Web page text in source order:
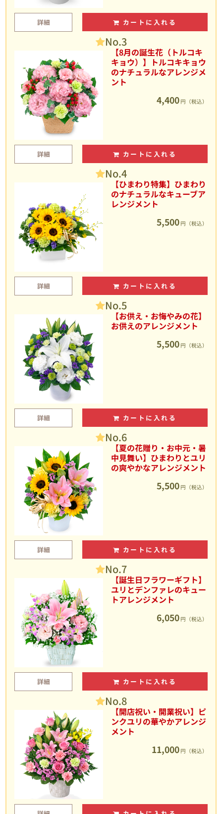
詳細 カートに入れる
No.3
【8月の誕生花（トルコキ
キョウ）】トルコキキョウ
のナチュラルなアレンジメ
ント
4,400 円（税込）
詳細 カートに入れる
No.4
【ひまわり特集】ひまわり
のナチュラルなキューブア
レンジメント
5,500 円（税込）
詳細 カートに入れる
No.5
【お供え・お悔やみの花】
お供えのアレンジメント
5,500 円（税込）
詳細 カートに入れる
No.6
【夏の花贈り・お中元・暑
中見舞い】ひまわりとユリ
の爽やかなアレンジメント
5,500 円（税込）
詳細 カートに入れる
No.7
【誕生日フラワーギフト】
ユリとデンファレのキュー
トアレンジメント
6,050 円（税込）
詳細 カートに入れる
No.8
【開店祝い・開業祝い】ピ
ンクユリの華やかアレンジ
メント
11,000 円（税込）